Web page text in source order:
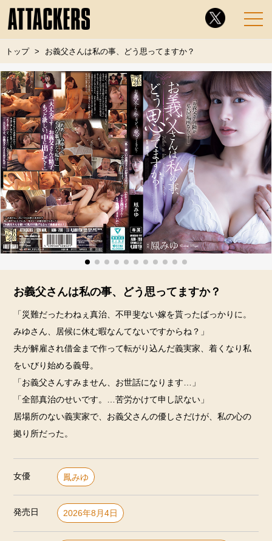
トップ お義父さんは私の事、どう思ってますか？
お義父さんは私の事、どう思ってますか？
「災難だったわねぇ真治、不甲斐ない嫁を貰ったばっかりに。
みゆさん、居候に休む暇なんてないですからね？」
夫が解雇され借金まで作って転がり込んだ義実家、着くなり私
をいびり始める義母。
「お義父さんすみません、お世話になります…」
「全部真治のせいです。…苦労かけて申し訳ない」
居場所のない義実家で、お義父さんの優しさだけが、私の心の
拠り所だった。
女優 鳳みゆ
発売日 2026年8月4日